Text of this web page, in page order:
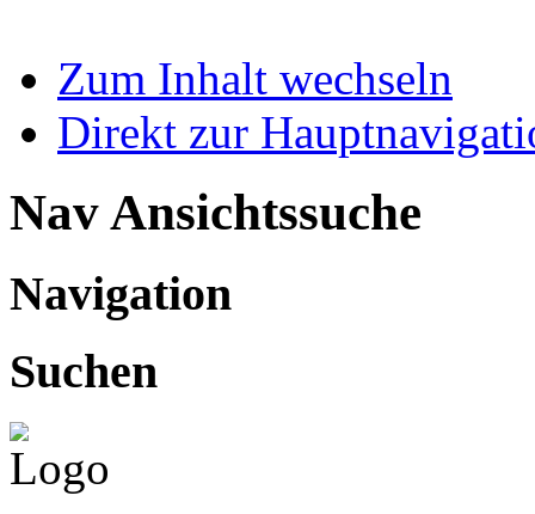
Zum Inhalt wechseln
Direkt zur
Nav Ansichtssuche
Navigation
Suchen